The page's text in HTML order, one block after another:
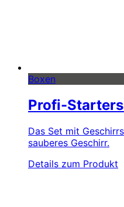
Boxen
Profi-
Das Set mit
sauberes Geschirr.
Details zum Produkt